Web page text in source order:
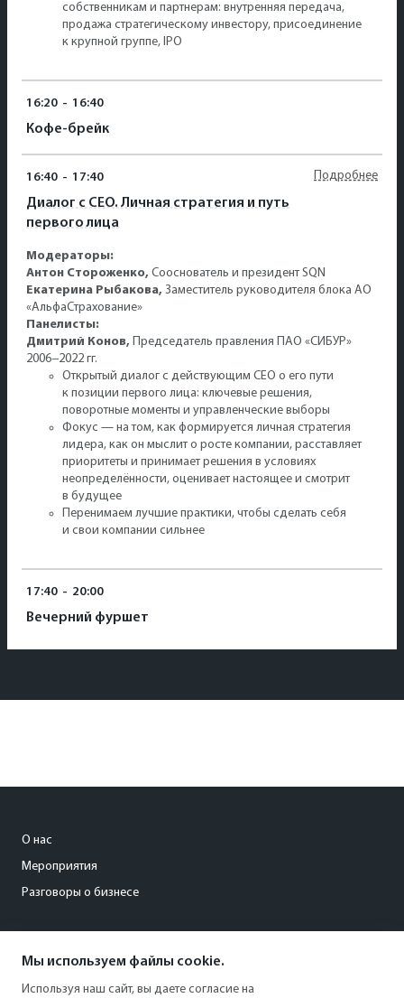
собственникам и партнерам: внутренняя передача,
продажа стратегическому инвестору, присоединение
к крупной группе, IPO
16:20 - 16:40
Кофе-брейк
16:40 - 17:40
Диалог с CEO. Личная стратегия и путь
первого лица
Подробнее
Модераторы:
Антон Стороженко, Сооснователь и президент SQN
Екатерина Рыбакова, Заместитель руководителя блока АО
«АльфаСтрахование»
Панелисты:
Дмитрий Конов, Председатель правления ПАО «СИБУР»
2006−2022 гг.
Открытый диалог с действующим CEO о его пути
к позиции первого лица: ключевые решения,
поворотные моменты и управленческие выборы
Фокус — на том, как формируется личная стратегия
лидера, как он мыслит о росте компании, расставляет
приоритеты и принимает решения в условиях
неопределённости, оценивает настоящее и смотрит
в будущее
Перенимаем лучшие практики, чтобы сделать себя
и свои компании сильнее
17:40 - 20:00
Вечерний фуршет
О нас
Мероприятия
Разговоры о бизнесе
+7 (495) 797-69-70
Мы используем файлы cookie.
Используя наш сайт, вы даете согласие на